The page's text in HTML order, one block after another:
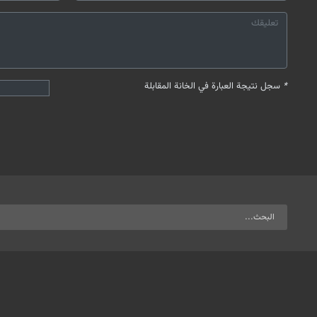
* سجل نتيجة العبارة في الخانة المقابلة